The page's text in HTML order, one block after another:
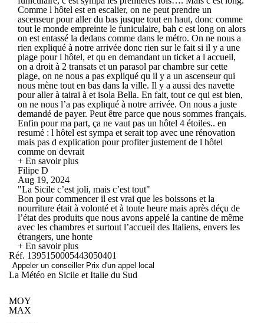
Comme l hôtel est en escalier, on ne peut prendre un
ascenseur pour aller du bas jusque tout en haut, donc comme
tout le monde empreinte le funiculaire, bah c est long on alors
on est entassé la dedans comme dans le métro. On ne nous a
rien expliqué à notre arrivée donc rien sur le fait si il y a une
plage pour l hôtel, et qu en demandant un ticket a l accueil,
on a droit à 2 transats et un parasol par chambre sur cette
plage, on ne nous a pas expliqué qu il y a un ascenseur qui
nous mène tout en bas dans la ville. Il y a aussi des navette
pour aller à tairai à et isola Bella. En fait, tout ce qui est bien,
on ne nous l’a pas expliqué à notre arrivée. On nous a juste
demandé de payer. Peut être parce que nous sommes français.
Enfin pour ma part, ça ne vaut pas un hôtel 4 étoiles.. en
resumé : l hôtel est sympa et serait top avec une rénovation
mais pas d explication pour profiter justement de l hôtel
comme on devrait
+ En savoir plus
Filipe D
Aug 19, 2024
"La Sicile c’est joli, mais c’est tout"
Bon pour commencer il est vrai que les boissons et la
nourriture était à volonté et à toute heure mais après déçu de
l’état des produits que nous avons appelé la cantine de même
avec les chambres et surtout l’accueil des Italiens, envers les
étrangers, une honte
+ En savoir plus
Réf. 1395150005443050401
Appeler un conseiller Prix d'un appel local
La Météo en Sicile et Italie du Sud
MOY
MAX